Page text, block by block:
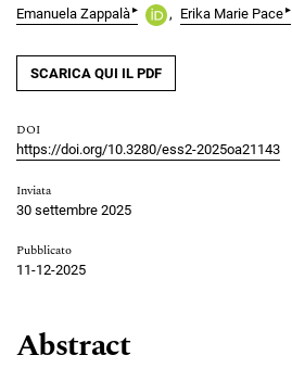
Emanuela Zappalà▸ Erika Marie Pace ▸
SCARICA QUI IL PDF
DOI
https://doi.org/10.3280/ess2-2025oa21143
Inviata
30 settembre 2025
Pubblicato
11-12-2025
Abstract